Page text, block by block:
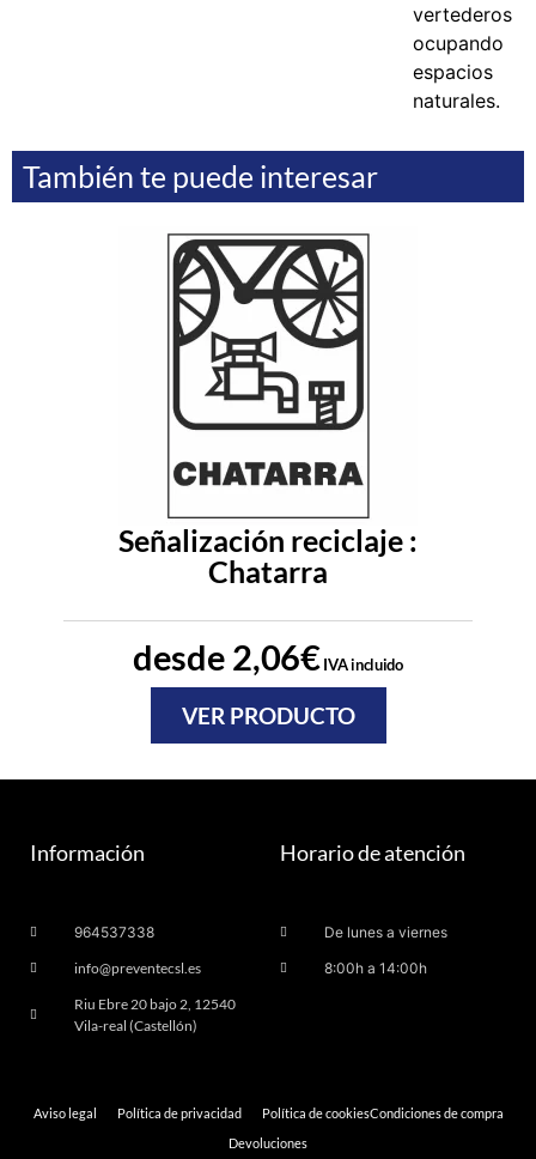
vertederos
ocupando
espacios
naturales.
También te puede interesar
Señalización reciclaje :
Chatarra
desde 2,06€IVA incluido
VER PRODUCTO
Información
964537338
info@preventecsl.es
Riu Ebre 20 bajo 2, 12540
Vila-real (Castellón)
Horario de atención
De lunes a viernes
8:00h a 14:00h
Aviso legal Política de privacidad Política de cookiesCondiciones de compra
Devoluciones